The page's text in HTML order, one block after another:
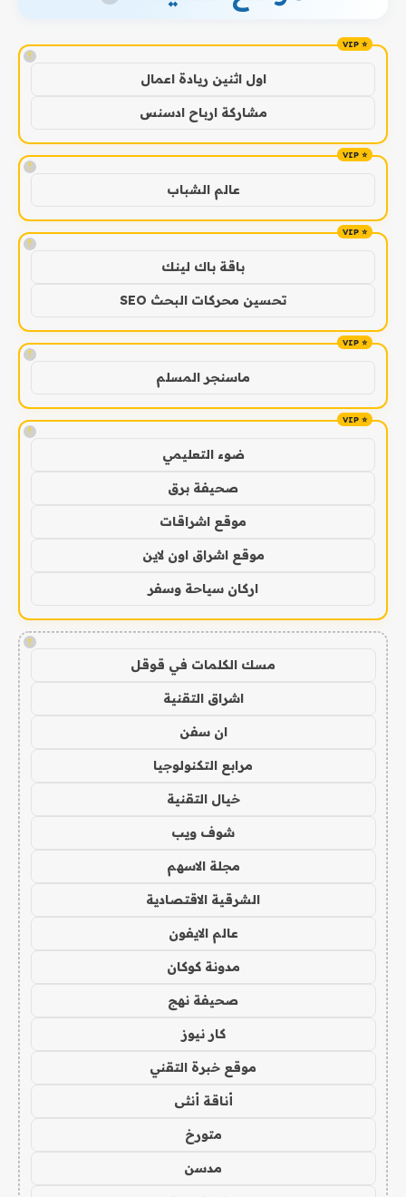
!
اول اثنين ريادة اعمال
مشاركة ارباح ادسنس
!
عالم الشباب
!
باقة باك لينك
تحسين محركات البحث SEO
!
ماسنجر المسلم
!
ضوء التعليمي
صحيفة برق
موقع اشراقات
موقع اشراق اون لاين
اركان سياحة وسفر
!
مسك الكلمات في قوقل
اشراق التقنية
ان سفن
مرابع التكنولوجيا
خيال التقنية
شوف ويب
مجلة الاسهم
الشرقية الاقتصادية
عالم الايفون
مدونة كوكان
صحيفة نهج
كار نيوز
موقع خبرة التقني
أناقة أنثى
متورخ
مدسن